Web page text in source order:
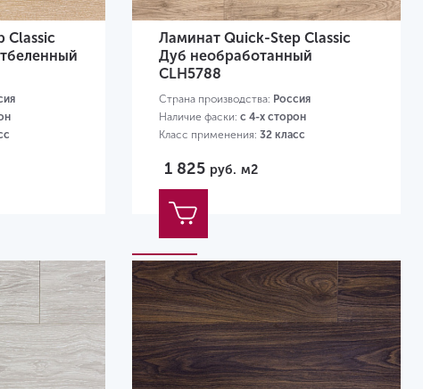
Classic
Ламинат Quick-Step Classic
Дуб необработанный
CLH5788
Страна производства: Россия
Наличие фаски: с 4-х сторон
Класс применения: 32 класс
1 825 руб. м2